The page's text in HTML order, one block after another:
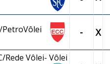
PetroVôlei - X
Rede Vôlei- Vôlei